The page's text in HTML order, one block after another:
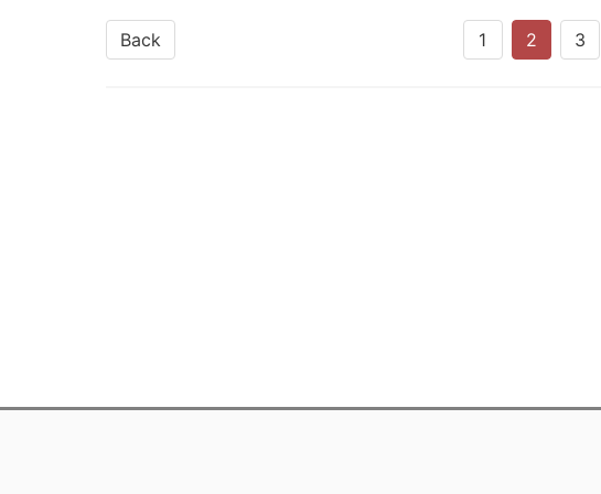
Back 1 2 3